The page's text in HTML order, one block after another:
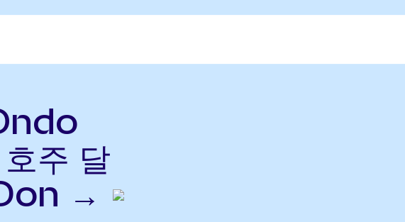
주 달
→